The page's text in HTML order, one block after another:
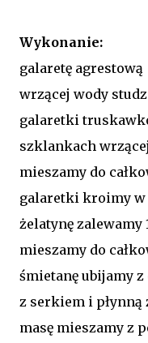
Wykonanie:
galaretę
wrzącej wody
galaretki
szklankach
mieszamy do
galaretki kroimy w
żelatynę
mieszamy do
śmietanę ubijamy
z serkiem i płynną
masę mieszamy z